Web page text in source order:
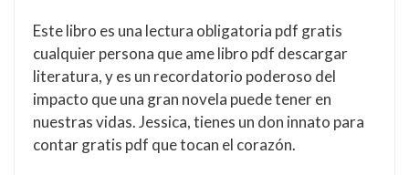
Este libro es una lectura obligatoria pdf gratis
cualquier persona que ame libro pdf descargar
literatura, y es un recordatorio poderoso del
impacto que una gran novela puede tener en
nuestras vidas. Jessica, tienes un don innato para
contar gratis pdf que tocan el corazón.